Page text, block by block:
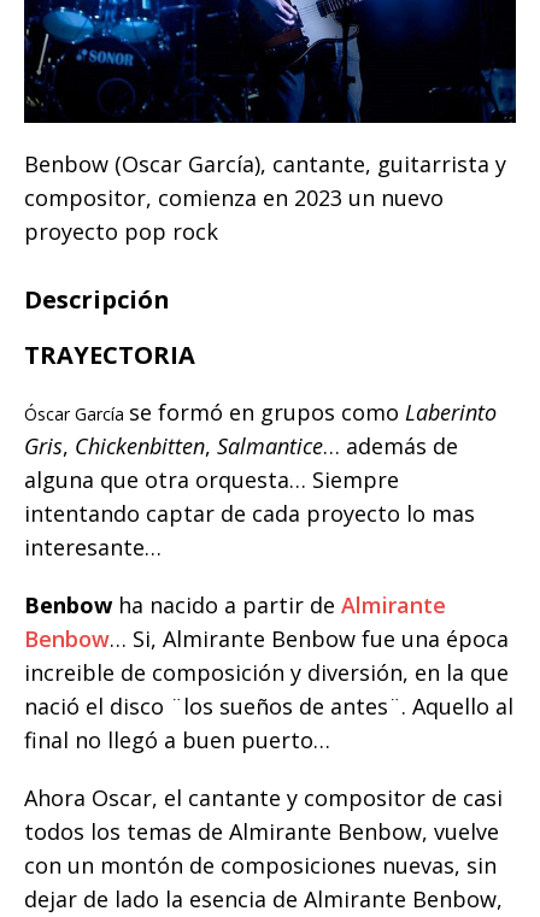
Benbow (Oscar García), cantante, guitarrista y
compositor, comienza en 2023 un nuevo
proyecto pop rock
Descripción
TRAYECTORIA
Óscar García se formó en grupos como Laberinto
Gris, Chickenbitten, Salmantice… además de
alguna que otra orquesta… Siempre
intentando captar de cada proyecto lo mas
interesante…
Benbowha nacido a partir de Almirante
Benbow… Si, Almirante Benbow fue una época
increible de composición y diversión, en la que
nació el disco ¨los sueños de antes¨. Aquello al
final no llegó a buen puerto…
Ahora Oscar, el cantante y compositor de casi
todos los temas de Almirante Benbow, vuelve
con un montón de composiciones nuevas, sin
dejar de lado la esencia de Almirante Benbow,